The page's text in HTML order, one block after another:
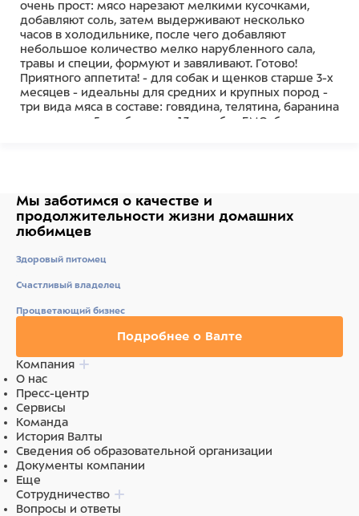
очень прост: мясо нарезают мелкими кусочками,
добавляют соль, затем выдерживают несколько
часов в холодильнике, после чего добавляют
небольшое количество мелко нарубленного сала,
травы и специи, формуют и завяливают. Готово!
Приятного аппетита! - для собак и щенков старше 3-х
месяцев - идеальны для средних и крупных пород -
три вида мяса в составе: говядина, телятина, баранина
- в упаковке 5 колбасок по 13 см - без ГМО, без сои и
Состав: мясо и мясные субпродукты (говядина,
телятина, баранина), кукуруза, морковь, минеральные
вещества. Питательная ценность на 100г продукта
2,7%, влага 8,7%. Энергетическая ценность
Состав: мясо и мясные субпродукты (говядина,
вещества.
Мы заботимся о качестве и
продолжительности жизни домашних
любимцев
Здоровый питомец
Счастливый владелец
Процветающий бизнес
Подробнее о Валте
Компания
О нас
Пресс-центр
Сервисы
Команда
История Валты
Сведения об образовательной организации
Документы компании
Еще
Сотрудничество
Вопросы и ответы